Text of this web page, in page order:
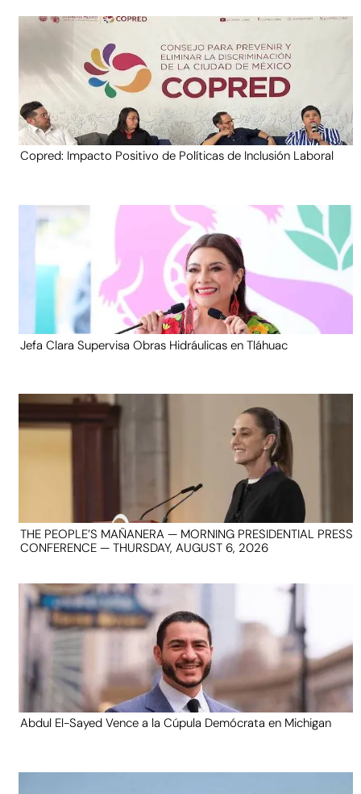
Copred: Impacto Positivo de Políticas de Inclusión Laboral
Jefa Clara Supervisa Obras Hidráulicas en Tláhuac
THE PEOPLE’S MAÑANERA — MORNING PRESIDENTIAL PRESS
CONFERENCE — THURSDAY, AUGUST 6, 2026
Abdul El-Sayed Vence a la Cúpula Demócrata en Michigan